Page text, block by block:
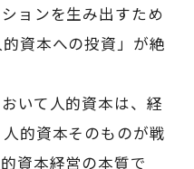
ョンを生み出すため
資本への投資」が絶
いて人的資本は、経
的資本そのものが戦
資本経営の本質で